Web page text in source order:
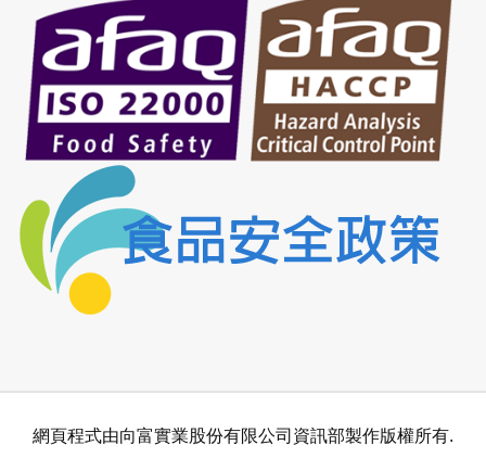
網頁程式由向富實業股份有限公司資訊部製作版權所有.